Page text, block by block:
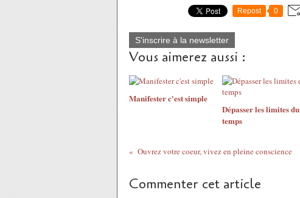
Repost 0
S'inscrire à la newsletter
Vous aimerez aussi :
Manifester c'est simple
Dépasser les limites du
temps
Ouvrez votre coeur, vivez en pleine conscience
Commenter cet article